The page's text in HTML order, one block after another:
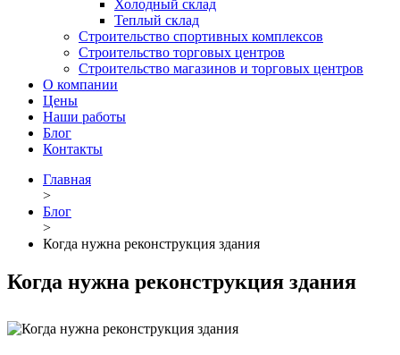
Холодный склад
Теплый склад
Строительство спортивных комплексов
Строительство торговых центров
Строительство магазинов и торговых центров
О компании
Цены
Наши работы
Блог
Контакты
Главная
>
Блог
>
Когда нужна реконструкция здания
Когда нужна реконструкция здания